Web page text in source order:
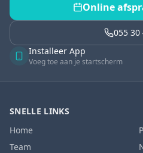
Online
055 30
Installeer App
Voeg toe aan je startscherm
SNELLE LINKS
Home
Team